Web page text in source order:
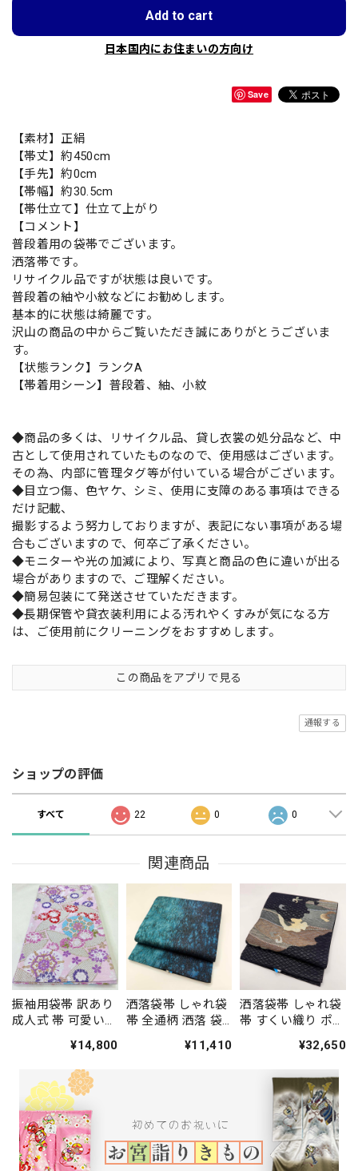
Add to cart
日本国内にお住まいの方向け
Save
【素材】正絹
【帯丈】約450cm
【手先】約0cm
【帯幅】約30.5cm
【帯仕立て】仕立て上がり
【コメント】
普段着用の袋帯でございます。
洒落帯です。
リサイクル品ですが状態は良いです。
普段着の紬や小紋などにお勧めします。
基本的に状態は綺麗です。
沢山の商品の中からご覧いただき誠にありがとうございま
す。
【状態ランク】ランクA
【帯着用シーン】普段着、紬、小紋
◆商品の多くは、リサイクル品、貸し衣裳の処分品など、中
古として使用されていたものなので、使用感はございます。
その為、内部に管理タグ等が付いている場合がございます。
◆目立つ傷、色ヤケ、シミ、使用に支障のある事項はできる
だけ記載、
撮影するよう努力しておりますが、表記にない事項がある場
合もございますので、何卒ご了承ください。
◆モニターや光の加減により、写真と商品の色に違いが出る
場合がありますので、ご理解ください。
◆簡易包装にて発送させていただきます。
◆長期保管や貸衣装利用による汚れやくすみが気になる方
は、ご使用前にクリーニングをおすすめします。
この商品をアプリで見る
通報する
ショップの評価
すべて 22 0 0
関連商品
振袖用袋帯 訳あり
成人式 帯 可愛い
ル 礼装 振袖 正絹
結婚式 仕立て上が
り ピンク 444cm
2761
¥14,800
洒落袋帯 しゃれ袋
帯 全通柄 洒落 袋
色無地 紬 434cm
¥11,410
洒落袋帯 しゃれ袋
帯 すくい織り ポイ
紬 451cm 中古 正
¥32,650